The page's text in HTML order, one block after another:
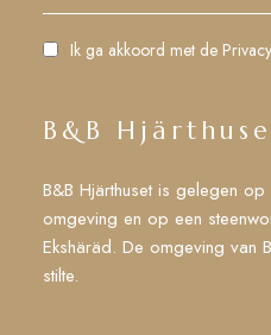
Ik ga akkoord met de
B&B
B&B Hjärthuset is gelegen
omgeving en op een
Ekshäräd. De omgeving van
stilte.